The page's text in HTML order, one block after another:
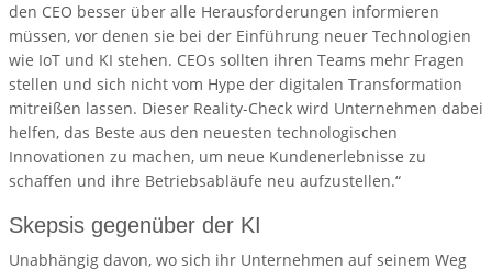
den CEO besser über alle Herausforderungen informieren
müssen, vor denen sie bei der Einführung neuer Technologien
wie IoT und KI stehen. CEOs sollten ihren Teams mehr Fragen
stellen und sich nicht vom Hype der digitalen Transformation
mitreißen lassen. Dieser Reality-Check wird Unternehmen dabei
helfen, das Beste aus den neuesten technologischen
Innovationen zu machen, um neue Kundenerlebnisse zu
schaffen und ihre Betriebsabläufe neu aufzustellen.“
Skepsis gegenüber der KI
Unabhängig davon, wo sich ihr Unternehmen auf seinem Weg